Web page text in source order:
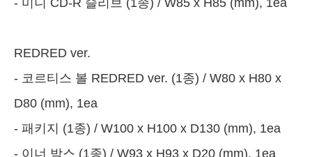
REDRED ver.
- 코르티스 볼 REDRED ver. (1종) / W80 x H80 x
D80 (mm), 1ea
- 패키지 (1종) / W100 x H100 x D130 (mm), 1ea
- 이너 박스 (1종) / W93 x H93 x D20 (mm), 1ea